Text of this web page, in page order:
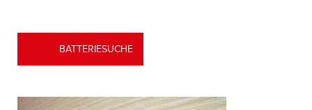
BATTERIESUCHE